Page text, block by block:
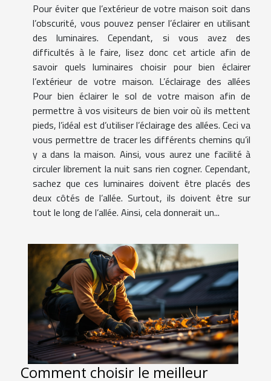
Pour éviter que l’extérieur de votre maison soit dans
l’obscurité, vous pouvez penser l’éclairer en utilisant
des luminaires. Cependant, si vous avez des
difficultés à le faire, lisez donc cet article afin de
savoir quels luminaires choisir pour bien éclairer
l’extérieur de votre maison. L’éclairage des allées
Pour bien éclairer le sol de votre maison afin de
permettre à vos visiteurs de bien voir où ils mettent
pieds, l’idéal est d’utiliser l’éclairage des allées. Ceci va
vous permettre de tracer les différents chemins qu’il
y a dans la maison. Ainsi, vous aurez une facilité à
circuler librement la nuit sans rien cogner. Cependant,
sachez que ces luminaires doivent être placés des
deux côtés de l’allée. Surtout, ils doivent être sur
tout le long de l’allée. Ainsi, cela donnerait un...
Comment choisir le meilleur